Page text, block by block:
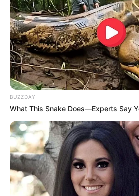
Viu só? Bastam boas ideias
retalhos de tecidoem algo
agulheiro bonito como este
organizada, então, não deixe
Porta Alfinetes em
Passo em Vídeo
Para ver o passo a passo
BUZZDAY
What This Snake Does—Experts Say